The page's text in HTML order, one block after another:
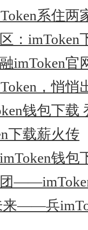
系住两
：imToken
imToken官
，悄悄
钱包下载
下载薪火传
钱包
来——兵